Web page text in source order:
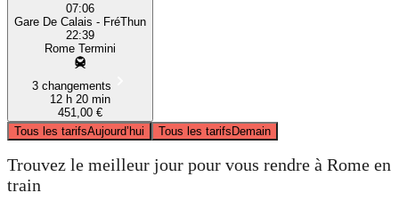
07:06
Gare De Calais - FréThun
22:39
Rome Termini
3 changements
12 h 20 min
451,00 €
Tous les tarifsAujourd’hui Tous les tarifsDemain
Trouvez le meilleur jour pour vous rendre à Rome en
train